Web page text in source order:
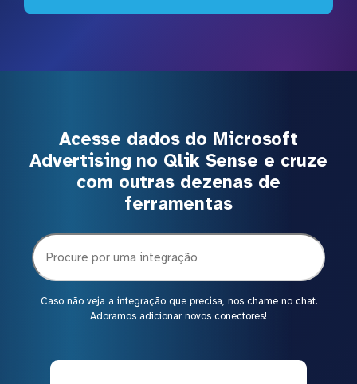
Acesse dados do Microsoft
Advertising no Qlik Sense e cruze
com outras dezenas de
ferramentas
Caso não veja a integração que precisa, nos chame no chat.
Adoramos adicionar novos conectores!